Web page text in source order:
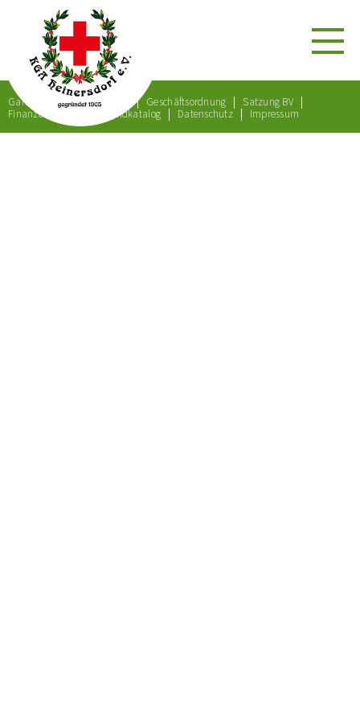
Gartenordnung Satzung Geschäftsordnung
Satzung BV
Finanzordnung
Bußgeldkatalog Datenschutz Impressum